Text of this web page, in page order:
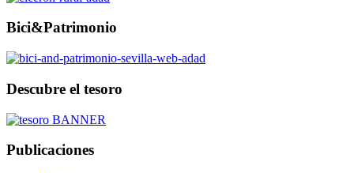
Bici&Patrimonio
Descubre el tesoro
Publicaciones